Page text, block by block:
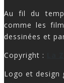
Au fil du
comme les
dessinées et
Copyright :
Logo et design